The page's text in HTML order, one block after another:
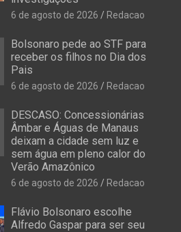
6 de agosto de 2026 Redacao
Bolsonaro pede ao STF para
receber os filhos no Dia dos
Pais
6 de agosto de 2026 Redacao
DESCASO: Concessionárias
Âmbar e Águas de Manaus
deixam a cidade sem luz e
sem água em pleno calor do
Verão Amazônico
6 de agosto de 2026 Redacao
Flávio Bolsonaro escolhe
Alfredo Gaspar para ser seu